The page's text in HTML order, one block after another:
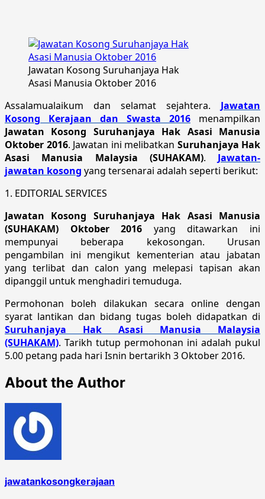
Jawatan Kosong Suruhanjaya Hak
Asasi Manusia Oktober 2016
Assalamualaikum dan selamat sejahtera. Jawatan
Kosong Kerajaan dan Swasta 2016 menampilkan
Jawatan Kosong Suruhanjaya Hak Asasi Manusia
Oktober 2016. Jawatan ini melibatkan Suruhanjaya Hak
Asasi Manusia Malaysia (SUHAKAM). Jawatan-
jawatan kosong yang tersenarai adalah seperti berikut:
1. EDITORIAL SERVICES
Jawatan Kosong Suruhanjaya Hak Asasi Manusia
(SUHAKAM) Oktober 2016 yang ditawarkan ini
mempunyai beberapa kekosongan. Urusan
pengambilan ini mengikut kementerian atau jabatan
yang terlibat dan calon yang melepasi tapisan akan
dipanggil untuk menghadiri temuduga.
Permohonan boleh dilakukan secara online dengan
syarat lantikan dan bidang tugas boleh didapatkan di
Suruhanjaya Hak Asasi Manusia Malaysia
(SUHAKAM). Tarikh tutup permohonan ini adalah pukul
5.00 petang pada hari Isnin bertarikh 3 Oktober 2016.
About the Author
jawatankosongkerajaan